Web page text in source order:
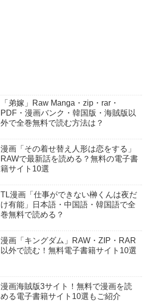
「弟嫁」Raw Manga・zip・rar・
PDF・漫画バンク・韓国版・海賊版以
外で全巻無料で読む方法は？
漫画「その着せ替え人形は恋をする」
RAWで最新話を読める？無料の電子書
籍サイト10選
TL漫画「仕事ができない榊くんは夜だ
け有能」日本語・中国語・韓国語で全
巻無料で読める？
漫画「キングダム」RAW・ZIP・RAR
以外で読む！無料電子書籍サイト10選
漫画海賊版3サイト！無料で漫画を読
める電子書籍サイト10選もご紹介